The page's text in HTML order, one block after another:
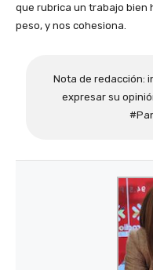
que rubrica un trabajo bien
peso, y nos cohesiona.
Nota de redacción:
expresar su